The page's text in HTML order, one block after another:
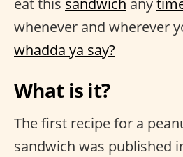
eat this sandwich any
whenever and wherever
whadda ya say?
What is it?
The first recipe for a
sandwich was published